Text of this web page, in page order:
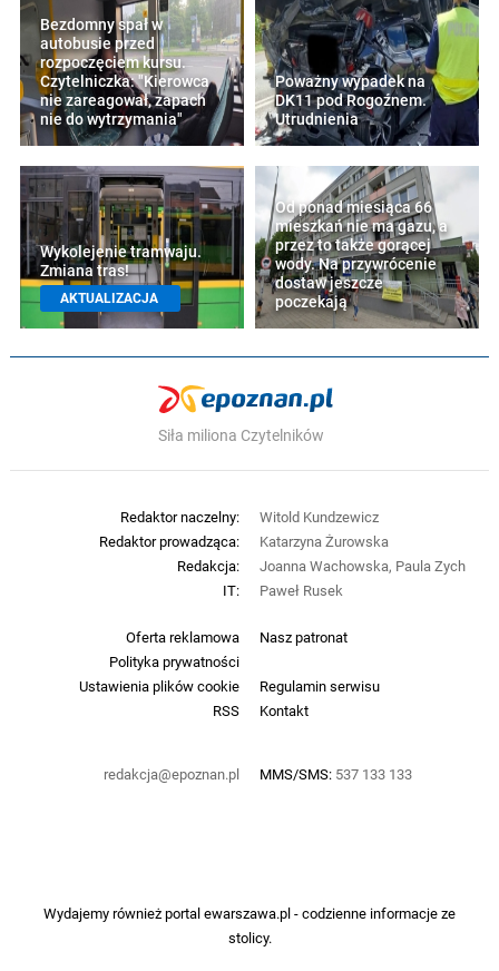
Bezdomny spał w
autobusie przed
rozpoczęciem kursu.
Czytelniczka: "Kierowca
nie zareagował, zapach
nie do wytrzymania"
Poważny wypadek na
DK11 pod Rogoźnem.
Utrudnienia
Wykolejenie tramwaju.
Zmiana tras!
AKTUALIZACJA
Od ponad miesiąca 66
mieszkań nie ma gazu, a
przez to także gorącej
wody. Na przywrócenie
dostaw jeszcze
poczekają
Siła miliona Czytelników
Oferta reklamowa
Nasz patronat
Polityka prywatności
Ustawienia plików cookie
Regulamin serwisu
RSS
Kontakt
redakcja@epoznan.pl MMS/SMS: 537 133 133
Redaktor naczelny:
Witold Kundzewicz
Redaktor prowadząca:
Katarzyna Żurowska
Redakcja:
Joanna Wachowska, Paula Zych
IT:
Paweł Rusek
Wydajemy również portalewarszawa.pl- codzienne informacje ze
stolicy.